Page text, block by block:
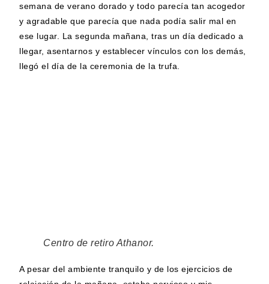
semana de verano dorado y todo parecía tan acogedor
y agradable que parecía que nada podía salir mal en
ese lugar. La segunda mañana, tras un día dedicado a
llegar, asentarnos y establecer vínculos con los demás,
llegó el día de la ceremonia de la trufa.
Centro de retiro Athanor.
A pesar del ambiente tranquilo y de los ejercicios de